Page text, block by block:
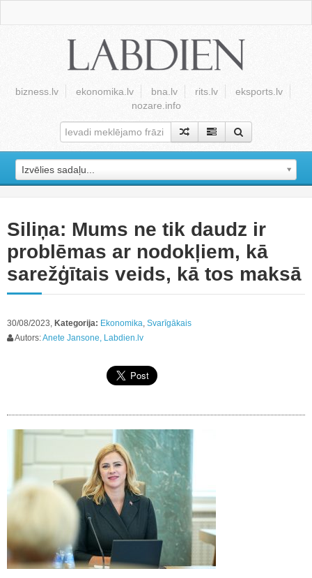
bizness.lv ekonomika.lv bna.lv rits.lv
eksports.lv
nozare.info
Izvēlies sadaļu...
Siliņa: Mums ne tik daudz ir
problēmas ar nodokļiem, kā
sarežģītais veids, kā tos maksā
30/08/2023, Kategorija: Ekonomika, Svarīgākais
Autors:Anete Jansone, Labdien.lv